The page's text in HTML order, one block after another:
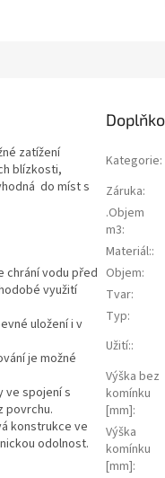
zatížení
blízkosti,
do míst s
chrání vodu před
využití
uložení i v
je možné
ve spojení s
povrchu.
konstrukce ve
odolnost.
Kategorie:
Záruka:
.Objem
m3:
Materiál::
Objem:
Tvar:
Typ:
Užití::
Výška bez
komínku
[mm]:
Výška
komínku
[mm]: